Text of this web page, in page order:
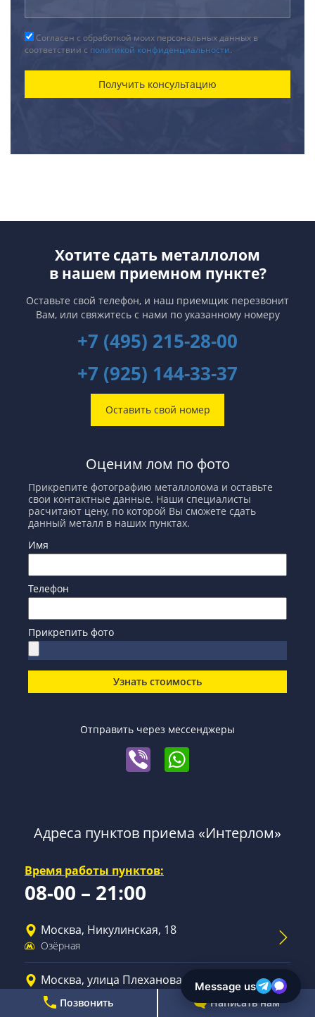
Согласен с обработкой моих персональных данных в
соответствии с политикой конфиденциальности.
Позвонить Написать нам
Хотите сдать металлолом
в нашем приемном пункте?
Оставьте свой телефон, и наш приемщик перезвонит
Вам, или свяжитесь с нами по указанному номеру
+7 (495) 215-28-00
+7 (925) 144-33-37
Оставить свой номер
Оценим лом по фото
Прикрепите фотографию металлолома и оставьте
свои контактные данные. Наши специалисты
расчитают цену, по которой Вы сможете сдать
данный металл в наших пунктах.
Имя
Телефон
Прикрепить фото
Узнать стоимость
Отправить через мессенджеры
Адреса пунктов приема «Интерлом»
Время работы пунктов:
08-00 – 21:00
Москва, Никулинская, 18
Озёрная
Москва, улица Плеханова, 12с3
Шоссе Энтузиастов